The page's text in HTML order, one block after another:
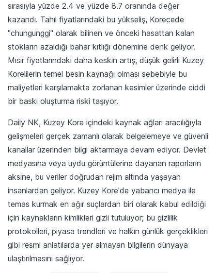
sırasıyla yüzde 2.4 ve yüzde 8.7 oranında değer
kazandı. Tahıl fiyatlarındaki bu yükseliş, Korecede
"chungunggi" olarak bilinen ve önceki hasattan kalan
stokların azaldığı bahar kıtlığı dönemine denk geliyor.
Mısır fiyatlarındaki daha keskin artış, düşük gelirli Kuzey
Korelilerin temel besin kaynağı olması sebebiyle bu
maliyetleri karşılamakta zorlanan kesimler üzerinde ciddi
bir baskı oluşturma riski taşıyor.
Daily NK, Kuzey Kore içindeki kaynak ağları aracılığıyla
gelişmeleri gerçek zamanlı olarak belgelemeye ve güvenli
kanallar üzerinden bilgi aktarmaya devam ediyor. Devlet
medyasına veya uydu görüntülerine dayanan raporların
aksine, bu veriler doğrudan rejim altında yaşayan
insanlardan geliyor. Kuzey Kore'de yabancı medya ile
temas kurmak en ağır suçlardan biri olarak kabul edildiği
için kaynakların kimlikleri gizli tutuluyor; bu gizlilik
protokolleri, piyasa trendleri ve halkın günlük gerçeklikleri
gibi resmi anlatılarda yer almayan bilgilerin dünyaya
ulaştırılmasını sağlıyor.